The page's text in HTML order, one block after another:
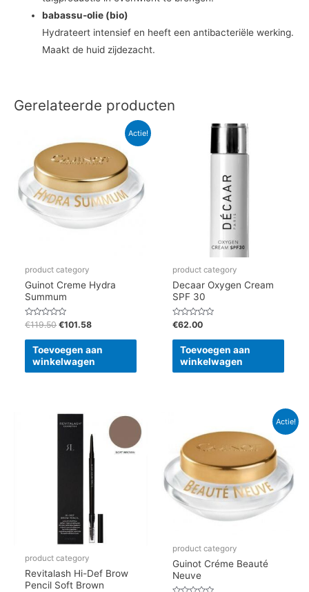
babassu-olie (bio)
Hydrateert intensief en heeft een antibacteriële werking.
Maakt de huid zijdezacht.
Gerelateerde producten
Actie!
product category
Guinot Creme Hydra
Summum
Gewaardeerd
uit
€119.50
€119.50.
€101.58
€101.58.
Toevoegen aan
winkelwagen
product category
Decaar Oxygen Cream
SPF 30
Gewaardeerd
uit
€62.00
Toevoegen aan
winkelwagen
product category
Revitalash Hi-Def Brow
Pencil Soft Brown
Actie!
product category
Guinot Créme Beauté
Neuve
Oorspronkelijke
€100.25.€85.21.